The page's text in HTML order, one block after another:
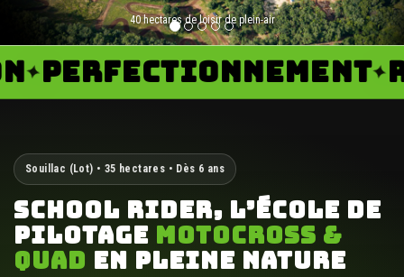
✦
Souillac (Lot) • 35 hectares • Dès 6 ans
SCHOOL RIDER, L’ÉCOLE DE
PILOTAGE MOTOCROSS &
QUAD EN PLEINE NATURE